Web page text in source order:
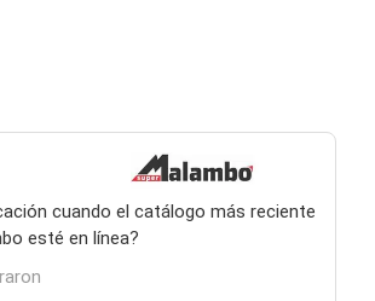
cuando el catálogo más reciente
esté en línea?